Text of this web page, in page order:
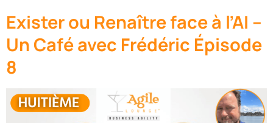
Exister ou Renaître face à l’AI –
Un Café avec Frédéric Épisode
8